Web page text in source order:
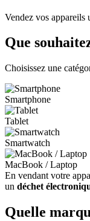
Vendez vos appareils
Que
Choisissez une
Smartphone
Tablet
Smartwatch
MacBook / Laptop
En vendant votre
un déchet
Quelle